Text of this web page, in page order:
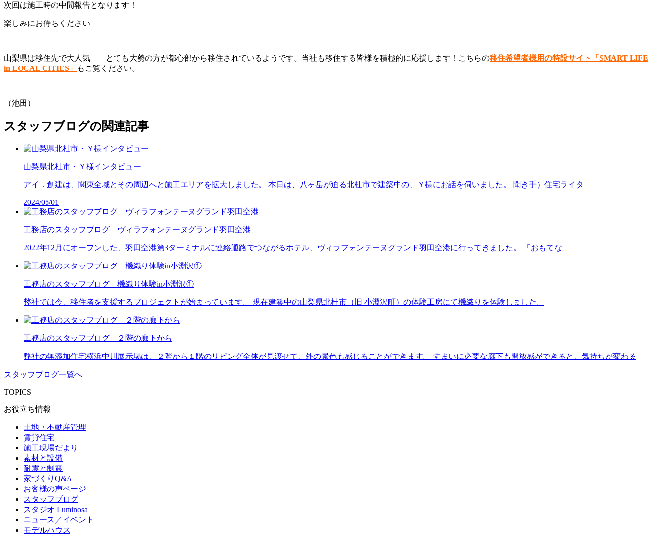
次回は施工時の中間報告となります！
楽しみにお待ちください！
山梨県は移住先で大人気！ とても大勢の方が都心部から移住されているようです。当社も移住する皆様を積極的に応援します！こちらの移住希望者様用の特設サイト「SMART LIFE
in LOCAL CITIES」
もご覧ください。
（池田）
スタッフブログの関連記事
山梨県北杜市・Ｙ様インタビュー
アイ．創建は、関東全域とその周辺へと施工エリアを拡大しました。 本日は、八ヶ岳が迫る北杜市で建築中の、Ｙ様にお話を伺いました。 聞き手）住宅ライタ
2024/05/01
工務店のスタッフブログ ヴィラフォンテーヌグランド羽田空港
2022年12月にオープンした、羽田空港第3ターミナルに連絡通路でつながるホテル、ヴィラフォンテーヌグランド羽田空港に行ってきました。 「おもてな
工務店のスタッフブログ 機織り体験in小淵沢①
弊社では今、移住者を支援するプロジェクトが始まっています。 現在建築中の山梨県北杜市（旧 小淵沢町）の体験工房にて機織りを体験しました。
工務店のスタッフブログ ２階の廊下から
弊社の無添加住宅横浜中川展示場は、２階から１階のリビング全体が見渡せて、外の景色も感じることができます。 すまいに必要な廊下も開放感ができると、気持ちが変わる
スタッフブログ一覧へ
TOPICS
お役立ち情報
土地・不動産管理
賃貸住宅
施工現場だより
素材と設備
耐震と制震
家づくりQ&A
お客様の声ページ
スタッフブログ
スタジオ Luminosa
ニュース／イベント
モデルハウス